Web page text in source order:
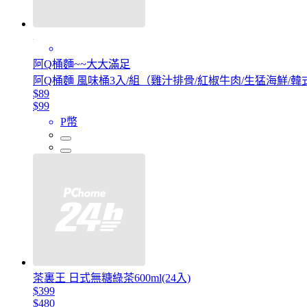
阿Q桶麵~~大大滿足
阿Q桶麵 風味桶3入/組（雞汁排骨/紅椒牛肉/生猛海鮮/韓
$89
$99
P幣
茶裏王 日式無糖綠茶600ml(24入)
$399
$480